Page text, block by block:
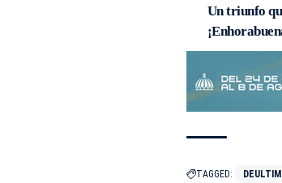
Un triunfo
TAGGED: